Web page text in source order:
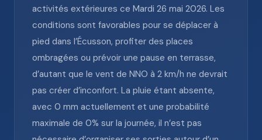
activités extérieures ce Mardi 26 mai 2026. Les
conditions sont favorables pour se déplacer à
pied dans l’Écusson, profiter des places
ombragées ou prévoir une pause en terrasse,
d’autant que le vent de NNO à 2 km/h ne devrait
pas créer d’inconfort. La pluie étant absente,
avec 0 mm actuellement et une probabilité
maximale de 0% sur la journée, il n’est pas